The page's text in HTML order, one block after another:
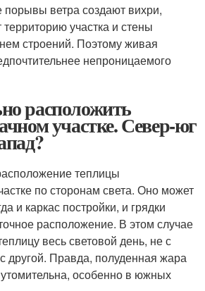
порывы ветра создают вихри,
участка и стены
строений. Поэтому живая
непроницаемого
расположить
участке. Север-юг
теплицы
по сторонам света. Оно может
и каркас постройки, и грядки
расположение. В этом случае
весь световой день, не с
другой. Правда, полуденная жара
особенно в южных